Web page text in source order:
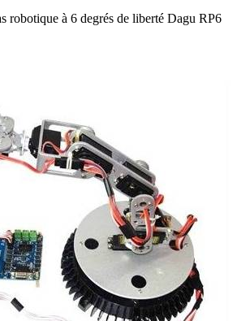
robotique à 6 degrés de liberté Dagu RP6